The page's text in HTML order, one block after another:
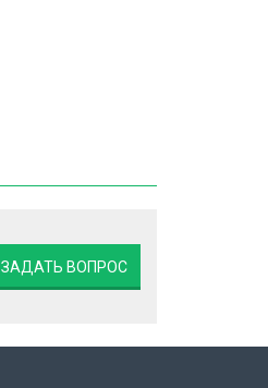
ЗАДАТЬ ВОПРОС